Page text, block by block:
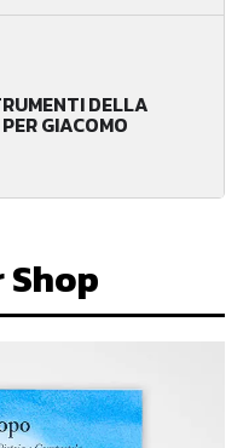
DELLA
GIACOMO
Shop